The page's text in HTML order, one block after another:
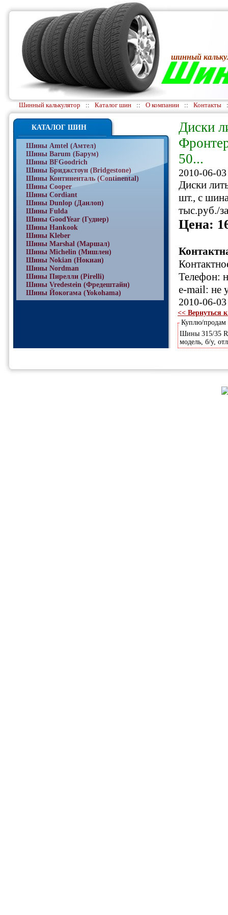
шинный
Шинный калькулятор :: Каталог шин :: О компании :: Контакты
КАТАЛОГ ШИН
Шины Amtel (Амтел)
Шины Barum (Барум)
Шины BFGoodrich
Шины Бриджстоун (Bridgestone)
Шины Континенталь (Continental)
Шины Cooper
Шины Cordiant
Шины Dunlop (Данлоп)
Шины Fulda
Шины GoodYear (Гудиер)
Шины Hankook
Шины Kleber
Шины Marshal (Маршал)
Шины Michelin (Мишлен)
Шины Nokian (Нокиан)
Шины Nordman
Шины Пирелли (Pirelli)
Шины Vredestein (Фредештайн)
Шины Йокогама (Yokohama)
Диски
50...
2010-06-
Диски
шт., с
тыс.руб./
Цена:
Телефон:
e-mail: не
2010-06-
<< Вернуться
Куплю/
Шины 315/35
модель, б/у,